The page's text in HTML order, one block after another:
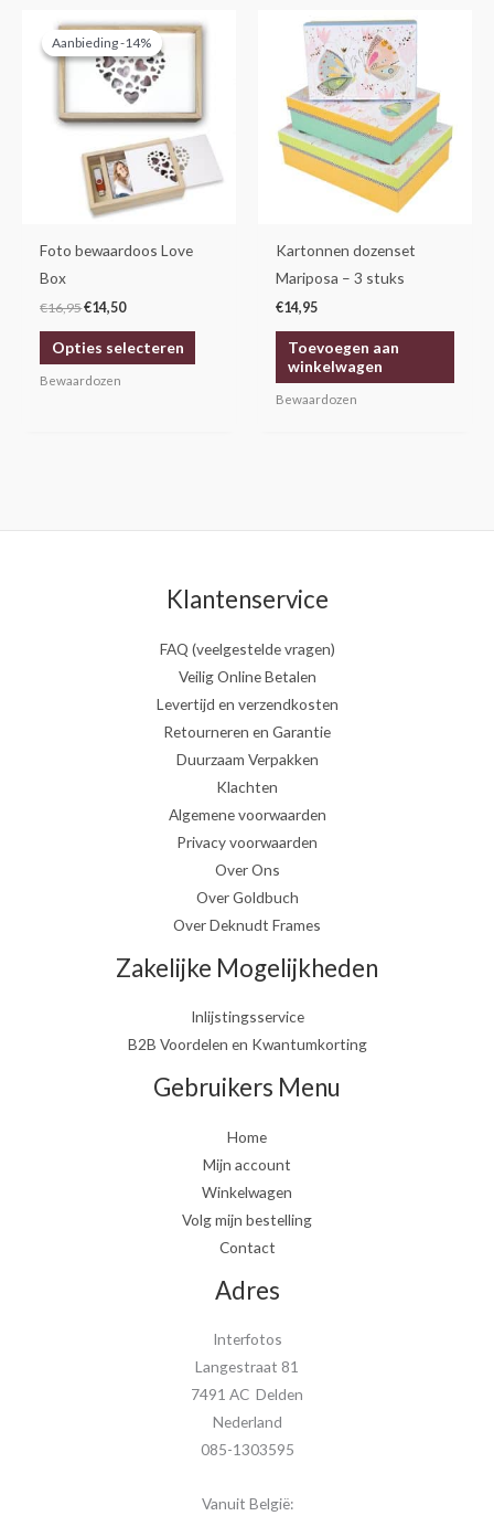
Aanbieding -14%
Aanbieding -14%
Foto bewaardoos Love
Box
€16,95
prijs
was:
€16,95.
€14,50
prijs
is:
€14,50.
Opties selecteren
Dit
variaties.
Deze
optie
productpagina
Bewaardozen
Kartonnen dozenset
Mariposa – 3 stuks
€14,95
Toevoegen aan
winkelwagen
Bewaardozen
Klantenservice
FAQ (veelgestelde vragen)
Veilig Online Betalen
Levertijd en verzendkosten
Retourneren en Garantie
Duurzaam Verpakken
Klachten
Algemene voorwaarden
Privacy voorwaarden
Over Ons
Over Goldbuch
Over Deknudt Frames
Zakelijke Mogelijkheden
Inlijstingsservice
B2B Voordelen en Kwantumkorting
Gebruikers Menu
Home
Mijn account
Winkelwagen
Volg mijn bestelling
Contact
Adres
Interfotos
Langestraat 81
7491 AC Delden
Nederland
085-1303595
Vanuit België: